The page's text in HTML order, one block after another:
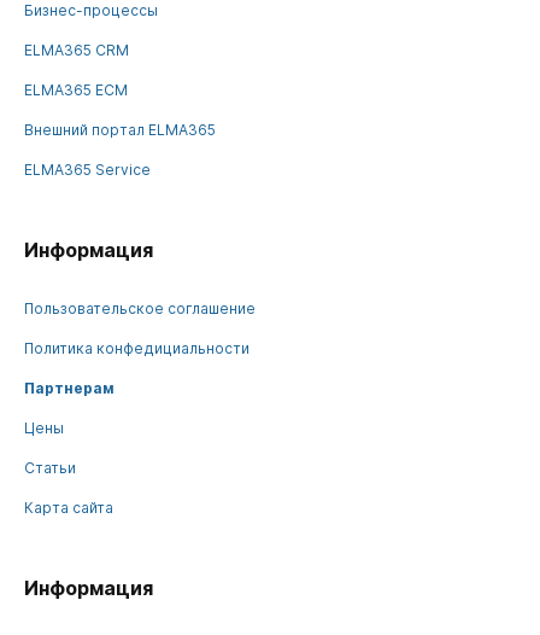
Бизнес-процессы
ELMA365 CRM
ELMA365 ECM
Внешний портал ELMA365
ELMA365 Service
Информация
Пользовательское соглашение
Политика конфедициальности
Партнерам
Цены
Статьи
Карта сайта
Информация